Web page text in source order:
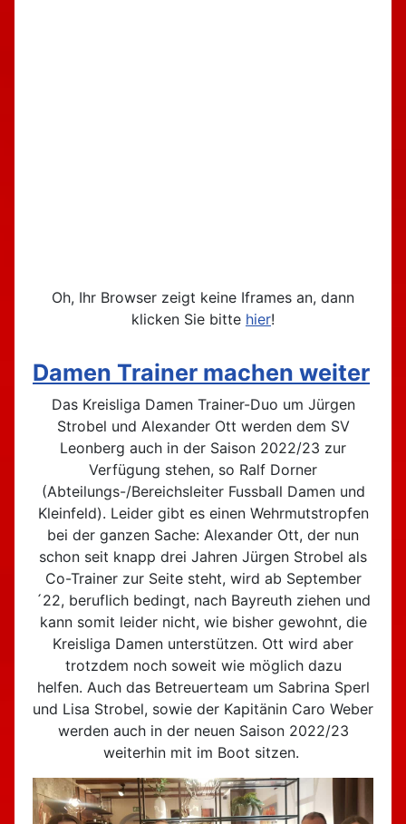
Oh, Ihr Browser zeigt keine Iframes an, dann
klicken Sie bitte hier!
Damen Trainer machen weiter
Das Kreisliga Damen Trainer-Duo um Jürgen
Strobel und Alexander Ott werden dem SV
Leonberg auch in der Saison 2022/23 zur
Verfügung stehen, so Ralf Dorner
(Abteilungs-/Bereichsleiter Fussball Damen und
Kleinfeld). Leider gibt es einen Wehrmutstropfen
bei der ganzen Sache: Alexander Ott, der nun
schon seit knapp drei Jahren Jürgen Strobel als
Co-Trainer zur Seite steht, wird ab September
´22, beruflich bedingt, nach Bayreuth ziehen und
kann somit leider nicht, wie bisher gewohnt, die
Kreisliga Damen unterstützen. Ott wird aber
trotzdem noch soweit wie möglich dazu
helfen. Auch das Betreuerteam um Sabrina Sperl
und Lisa Strobel, sowie der Kapitänin Caro Weber
werden auch in der neuen Saison 2022/23
weiterhin mit im Boot sitzen.